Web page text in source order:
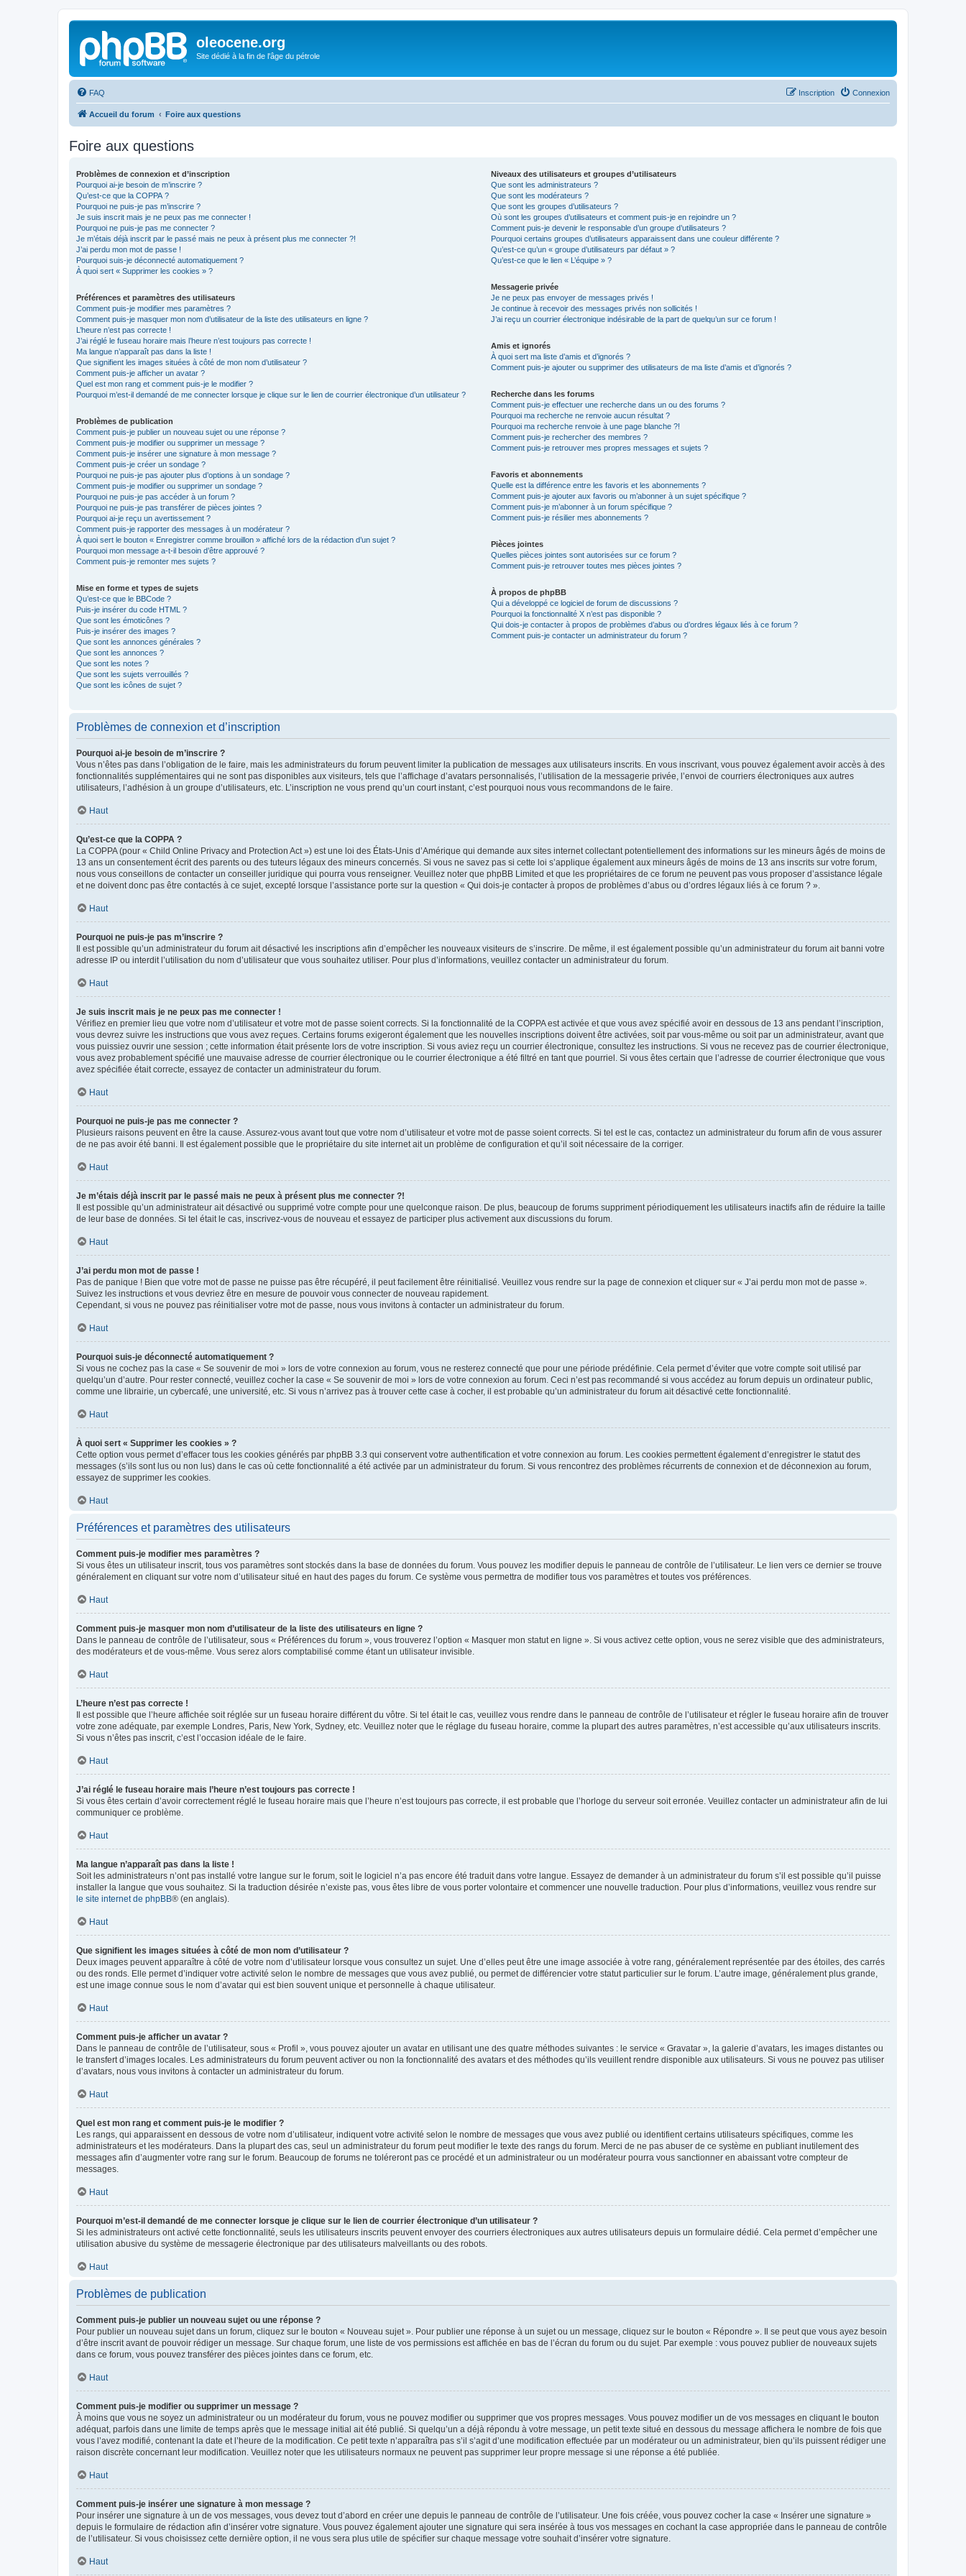
oleocene.org
Site dédié à la fin de l'âge du pétrole
FAQ Connexion
Inscription
Accueil du forum Foire aux questions
Foire aux questions
Problèmes de connexion et d’inscription
Pourquoi ai-je besoin de m’inscrire ?
Qu’est-ce que la COPPA ?
Pourquoi ne puis-je pas m’inscrire ?
Je suis inscrit mais je ne peux pas me connecter !
Pourquoi ne puis-je pas me connecter ?
Je m’étais déjà inscrit par le passé mais ne peux à présent plus me connecter ?!
J’ai perdu mon mot de passe !
Pourquoi suis-je déconnecté automatiquement ?
À quoi sert « Supprimer les cookies » ?
Préférences et paramètres des utilisateurs
Comment puis-je modifier mes paramètres ?
Comment puis-je masquer mon nom d’utilisateur de la liste des utilisateurs en ligne ?
L’heure n’est pas correcte !
J’ai réglé le fuseau horaire mais l’heure n’est toujours pas correcte !
Ma langue n’apparaît pas dans la liste !
Que signifient les images situées à côté de mon nom d’utilisateur ?
Comment puis-je afficher un avatar ?
Quel est mon rang et comment puis-je le modifier ?
Pourquoi m’est-il demandé de me connecter lorsque je clique sur le lien de courrier électronique d’un utilisateur ?
Problèmes de publication
Comment puis-je publier un nouveau sujet ou une réponse ?
Comment puis-je modifier ou supprimer un message ?
Comment puis-je insérer une signature à mon message ?
Comment puis-je créer un sondage ?
Pourquoi ne puis-je pas ajouter plus d’options à un sondage ?
Comment puis-je modifier ou supprimer un sondage ?
Pourquoi ne puis-je pas accéder à un forum ?
Pourquoi ne puis-je pas transférer de pièces jointes ?
Pourquoi ai-je reçu un avertissement ?
Comment puis-je rapporter des messages à un modérateur ?
À quoi sert le bouton « Enregistrer comme brouillon » affiché lors de la rédaction d’un sujet ?
Pourquoi mon message a-t-il besoin d’être approuvé ?
Comment puis-je remonter mes sujets ?
Mise en forme et types de sujets
Qu’est-ce que le BBCode ?
Puis-je insérer du code HTML ?
Que sont les émoticônes ?
Puis-je insérer des images ?
Que sont les annonces générales ?
Que sont les annonces ?
Que sont les notes ?
Que sont les sujets verrouillés ?
Que sont les icônes de sujet ?
Niveaux des utilisateurs et groupes d’utilisateurs
Que sont les administrateurs ?
Que sont les modérateurs ?
Que sont les groupes d’utilisateurs ?
Où sont les groupes d’utilisateurs et comment puis-je en rejoindre un ?
Comment puis-je devenir le responsable d’un groupe d’utilisateurs ?
Pourquoi certains groupes d’utilisateurs apparaissent dans une couleur différente ?
Qu’est-ce qu’un « groupe d’utilisateurs par défaut » ?
Qu’est-ce que le lien « L’équipe » ?
Messagerie privée
Je ne peux pas envoyer de messages privés !
Je continue à recevoir des messages privés non sollicités !
J’ai reçu un courrier électronique indésirable de la part de quelqu’un sur ce forum !
Amis et ignorés
À quoi sert ma liste d’amis et d’ignorés ?
Comment puis-je ajouter ou supprimer des utilisateurs de ma liste d’amis et d’ignorés ?
Recherche dans les forums
Comment puis-je effectuer une recherche dans un ou des forums ?
Pourquoi ma recherche ne renvoie aucun résultat ?
Pourquoi ma recherche renvoie à une page blanche ?!
Comment puis-je rechercher des membres ?
Comment puis-je retrouver mes propres messages et sujets ?
Favoris et abonnements
Quelle est la différence entre les favoris et les abonnements ?
Comment puis-je ajouter aux favoris ou m’abonner à un sujet spécifique ?
Comment puis-je m’abonner à un forum spécifique ?
Comment puis-je résilier mes abonnements ?
Pièces jointes
Quelles pièces jointes sont autorisées sur ce forum ?
Comment puis-je retrouver toutes mes pièces jointes ?
À propos de phpBB
Qui a développé ce logiciel de forum de discussions ?
Pourquoi la fonctionnalité X n’est pas disponible ?
Qui dois-je contacter à propos de problèmes d’abus ou d’ordres légaux liés à ce forum ?
Comment puis-je contacter un administrateur du forum ?
Problèmes de connexion et d’inscription
Pourquoi ai-je besoin de m’inscrire ?
Vous n’êtes pas dans l’obligation de le faire, mais les administrateurs du forum peuvent limiter la publication de messages aux utilisateurs inscrits. En vous inscrivant, vous pouvez également avoir accès à des
fonctionnalités supplémentaires qui ne sont pas disponibles aux visiteurs, tels que l’affichage d’avatars personnalisés, l’utilisation de la messagerie privée, l’envoi de courriers électroniques aux autres
utilisateurs, l’adhésion à un groupe d’utilisateurs, etc. L’inscription ne vous prend qu’un court instant, c’est pourquoi nous vous recommandons de le faire.
Haut
Qu’est-ce que la COPPA ?
La COPPA (pour « Child Online Privacy and Protection Act ») est une loi des États-Unis d’Amérique qui demande aux sites internet collectant potentiellement des informations sur les mineurs âgés de moins de
13 ans un consentement écrit des parents ou des tuteurs légaux des mineurs concernés. Si vous ne savez pas si cette loi s’applique également aux mineurs âgés de moins de 13 ans inscrits sur votre forum,
nous vous conseillons de contacter un conseiller juridique qui pourra vous renseigner. Veuillez noter que phpBB Limited et que les propriétaires de ce forum ne peuvent pas vous proposer d’assistance légale
et ne doivent donc pas être contactés à ce sujet, excepté lorsque l’assistance porte sur la question « Qui dois-je contacter à propos de problèmes d’abus ou d’ordres légaux liés à ce forum ? ».
Haut
Pourquoi ne puis-je pas m’inscrire ?
Il est possible qu’un administrateur du forum ait désactivé les inscriptions afin d’empêcher les nouveaux visiteurs de s’inscrire. De même, il est également possible qu’un administrateur du forum ait banni votre
adresse IP ou interdit l’utilisation du nom d’utilisateur que vous souhaitez utiliser. Pour plus d’informations, veuillez contacter un administrateur du forum.
Haut
Je suis inscrit mais je ne peux pas me connecter !
Vérifiez en premier lieu que votre nom d’utilisateur et votre mot de passe soient corrects. Si la fonctionnalité de la COPPA est activée et que vous avez spécifié avoir en dessous de 13 ans pendant l’inscription,
vous devrez suivre les instructions que vous avez reçues. Certains forums exigeront également que les nouvelles inscriptions doivent être activées, soit par vous-même ou soit par un administrateur, avant que
vous puissiez ouvrir une session ; cette information était présente lors de votre inscription. Si vous aviez reçu un courrier électronique, consultez les instructions. Si vous ne recevez pas de courrier électronique,
vous avez probablement spécifié une mauvaise adresse de courrier électronique ou le courrier électronique a été filtré en tant que pourriel. Si vous êtes certain que l’adresse de courrier électronique que vous
avez spécifiée était correcte, essayez de contacter un administrateur du forum.
Haut
Pourquoi ne puis-je pas me connecter ?
Plusieurs raisons peuvent en être la cause. Assurez-vous avant tout que votre nom d’utilisateur et votre mot de passe soient corrects. Si tel est le cas, contactez un administrateur du forum afin de vous assurer
de ne pas avoir été banni. Il est également possible que le propriétaire du site internet ait un problème de configuration et qu’il soit nécessaire de la corriger.
Haut
Je m’étais déjà inscrit par le passé mais ne peux à présent plus me connecter ?!
Il est possible qu’un administrateur ait désactivé ou supprimé votre compte pour une quelconque raison. De plus, beaucoup de forums suppriment périodiquement les utilisateurs inactifs afin de réduire la taille
de leur base de données. Si tel était le cas, inscrivez-vous de nouveau et essayez de participer plus activement aux discussions du forum.
Haut
J’ai perdu mon mot de passe !
Pas de panique ! Bien que votre mot de passe ne puisse pas être récupéré, il peut facilement être réinitialisé. Veuillez vous rendre sur la page de connexion et cliquer sur « J’ai perdu mon mot de passe ».
Suivez les instructions et vous devriez être en mesure de pouvoir vous connecter de nouveau rapidement.
Cependant, si vous ne pouvez pas réinitialiser votre mot de passe, nous vous invitons à contacter un administrateur du forum.
Haut
Pourquoi suis-je déconnecté automatiquement ?
Si vous ne cochez pas la case « Se souvenir de moi » lors de votre connexion au forum, vous ne resterez connecté que pour une période prédéfinie. Cela permet d’éviter que votre compte soit utilisé par
quelqu’un d’autre. Pour rester connecté, veuillez cocher la case « Se souvenir de moi » lors de votre connexion au forum. Ceci n’est pas recommandé si vous accédez au forum depuis un ordinateur public,
comme une librairie, un cybercafé, une université, etc. Si vous n’arrivez pas à trouver cette case à cocher, il est probable qu’un administrateur du forum ait désactivé cette fonctionnalité.
Haut
À quoi sert « Supprimer les cookies » ?
Cette option vous permet d’effacer tous les cookies générés par phpBB 3.3 qui conservent votre authentification et votre connexion au forum. Les cookies permettent également d’enregistrer le statut des
messages (s’ils sont lus ou non lus) dans le cas où cette fonctionnalité a été activée par un administrateur du forum. Si vous rencontrez des problèmes récurrents de connexion et de déconnexion au forum,
essayez de supprimer les cookies.
Haut
Préférences et paramètres des utilisateurs
Comment puis-je modifier mes paramètres ?
Si vous êtes un utilisateur inscrit, tous vos paramètres sont stockés dans la base de données du forum. Vous pouvez les modifier depuis le panneau de contrôle de l’utilisateur. Le lien vers ce dernier se trouve
généralement en cliquant sur votre nom d’utilisateur situé en haut des pages du forum. Ce système vous permettra de modifier tous vos paramètres et toutes vos préférences.
Haut
Comment puis-je masquer mon nom d’utilisateur de la liste des utilisateurs en ligne ?
Dans le panneau de contrôle de l’utilisateur, sous « Préférences du forum », vous trouverez l’option « Masquer mon statut en ligne ». Si vous activez cette option, vous ne serez visible que des administrateurs,
des modérateurs et de vous-même. Vous serez alors comptabilisé comme étant un utilisateur invisible.
Haut
L’heure n’est pas correcte !
Il est possible que l’heure affichée soit réglée sur un fuseau horaire différent du vôtre. Si tel était le cas, veuillez vous rendre dans le panneau de contrôle de l’utilisateur et régler le fuseau horaire afin de trouver
votre zone adéquate, par exemple Londres, Paris, New York, Sydney, etc. Veuillez noter que le réglage du fuseau horaire, comme la plupart des autres paramètres, n’est accessible qu’aux utilisateurs inscrits.
Si vous n’êtes pas inscrit, c’est l’occasion idéale de le faire.
Haut
J’ai réglé le fuseau horaire mais l’heure n’est toujours pas correcte !
Si vous êtes certain d’avoir correctement réglé le fuseau horaire mais que l’heure n’est toujours pas correcte, il est probable que l’horloge du serveur soit erronée. Veuillez contacter un administrateur afin de lui
communiquer ce problème.
Haut
Ma langue n’apparaît pas dans la liste !
Soit les administrateurs n’ont pas installé votre langue sur le forum, soit le logiciel n’a pas encore été traduit dans votre langue. Essayez de demander à un administrateur du forum s’il est possible qu’il puisse
installer la langue que vous souhaitez. Si la traduction désirée n’existe pas, vous êtes libre de vous porter volontaire et commencer une nouvelle traduction. Pour plus d’informations, veuillez vous rendre sur
le site internet de phpBB® (en anglais).
Haut
Que signifient les images situées à côté de mon nom d’utilisateur ?
Deux images peuvent apparaître à côté de votre nom d’utilisateur lorsque vous consultez un sujet. Une d’elles peut être une image associée à votre rang, généralement représentée par des étoiles, des carrés
ou des ronds. Elle permet d’indiquer votre activité selon le nombre de messages que vous avez publié, ou permet de différencier votre statut particulier sur le forum. L’autre image, généralement plus grande,
est une image connue sous le nom d’avatar qui est bien souvent unique et personnelle à chaque utilisateur.
Haut
Comment puis-je afficher un avatar ?
Dans le panneau de contrôle de l’utilisateur, sous « Profil », vous pouvez ajouter un avatar en utilisant une des quatre méthodes suivantes : le service « Gravatar », la galerie d’avatars, les images distantes ou
le transfert d’images locales. Les administrateurs du forum peuvent activer ou non la fonctionnalité des avatars et des méthodes qu’ils veuillent rendre disponible aux utilisateurs. Si vous ne pouvez pas utiliser
d’avatars, nous vous invitons à contacter un administrateur du forum.
Haut
Quel est mon rang et comment puis-je le modifier ?
Les rangs, qui apparaissent en dessous de votre nom d’utilisateur, indiquent votre activité selon le nombre de messages que vous avez publié ou identifient certains utilisateurs spécifiques, comme les
administrateurs et les modérateurs. Dans la plupart des cas, seul un administrateur du forum peut modifier le texte des rangs du forum. Merci de ne pas abuser de ce système en publiant inutilement des
messages afin d’augmenter votre rang sur le forum. Beaucoup de forums ne toléreront pas ce procédé et un administrateur ou un modérateur pourra vous sanctionner en abaissant votre compteur de
messages.
Haut
Pourquoi m’est-il demandé de me connecter lorsque je clique sur le lien de courrier électronique d’un utilisateur ?
Si les administrateurs ont activé cette fonctionnalité, seuls les utilisateurs inscrits peuvent envoyer des courriers électroniques aux autres utilisateurs depuis un formulaire dédié. Cela permet d’empêcher une
utilisation abusive du système de messagerie électronique par des utilisateurs malveillants ou des robots.
Haut
Problèmes de publication
Comment puis-je publier un nouveau sujet ou une réponse ?
Pour publier un nouveau sujet dans un forum, cliquez sur le bouton « Nouveau sujet ». Pour publier une réponse à un sujet ou un message, cliquez sur le bouton « Répondre ». Il se peut que vous ayez besoin
d’être inscrit avant de pouvoir rédiger un message. Sur chaque forum, une liste de vos permissions est affichée en bas de l’écran du forum ou du sujet. Par exemple : vous pouvez publier de nouveaux sujets
dans ce forum, vous pouvez transférer des pièces jointes dans ce forum, etc.
Haut
Comment puis-je modifier ou supprimer un message ?
À moins que vous ne soyez un administrateur ou un modérateur du forum, vous ne pouvez modifier ou supprimer que vos propres messages. Vous pouvez modifier un de vos messages en cliquant le bouton
adéquat, parfois dans une limite de temps après que le message initial ait été publié. Si quelqu’un a déjà répondu à votre message, un petit texte situé en dessous du message affichera le nombre de fois que
vous l’avez modifié, contenant la date et l’heure de la modification. Ce petit texte n’apparaîtra pas s’il s’agit d’une modification effectuée par un modérateur ou un administrateur, bien qu’ils puissent rédiger une
raison discrète concernant leur modification. Veuillez noter que les utilisateurs normaux ne peuvent pas supprimer leur propre message si une réponse a été publiée.
Haut
Comment puis-je insérer une signature à mon message ?
Pour insérer une signature à un de vos messages, vous devez tout d’abord en créer une depuis le panneau de contrôle de l’utilisateur. Une fois créée, vous pouvez cocher la case « Insérer une signature »
depuis le formulaire de rédaction afin d’insérer votre signature. Vous pouvez également ajouter une signature qui sera insérée à tous vos messages en cochant la case appropriée dans le panneau de contrôle
de l’utilisateur. Si vous choisissez cette dernière option, il ne vous sera plus utile de spécifier sur chaque message votre souhait d’insérer votre signature.
Haut